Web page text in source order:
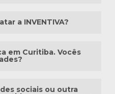
das
sintomas,
digital. Algumas
a base, enquanto
a INVENTIVA?
clínica possui
em Curitiba. Vocês
sociais ou outra